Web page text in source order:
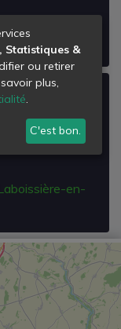
thelle
en-
Statistiques &
ou retirer
plus,
.
C'est bon.